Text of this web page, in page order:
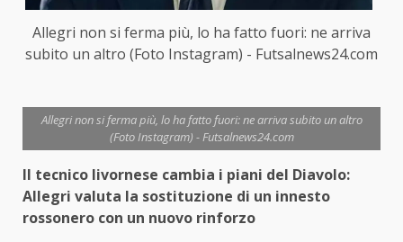
Allegri non si ferma più, lo ha fatto fuori: ne arriva
subito un altro (Foto Instagram) - Futsalnews24.com
Allegri non si ferma più, lo ha fatto fuori: ne arriva subito un altro
(Foto Instagram) - Futsalnews24.com
Il tecnico livornese cambia i piani del Diavolo:
Allegri valuta la sostituzione di un innesto
rossonero con un nuovo rinforzo